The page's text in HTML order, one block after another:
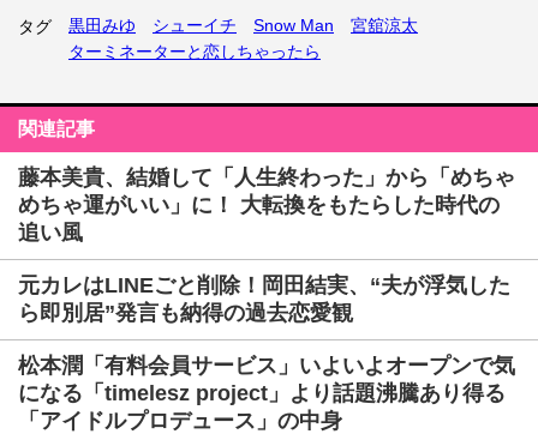
タグ 黒田みゆ シューイチ Snow Man
宮舘涼太
ターミネーターと恋しちゃったら
関連記事
藤本美貴、結婚して「人生終わった」から「めちゃ
めちゃ運がいい」に！ 大転換をもたらした時代の
追い風
元カレはLINEごと削除！岡田結実、“夫が浮気した
ら即別居”発言も納得の過去恋愛観
松本潤「有料会員サービス」いよいよオープンで気
になる「timelesz project」より話題沸騰あり得る
「アイドルプロデュース」の中身